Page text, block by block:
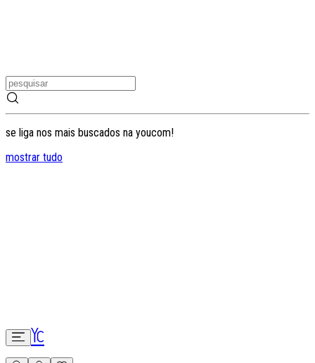
se liga nos mais buscados na youcom!
mostrar tudo